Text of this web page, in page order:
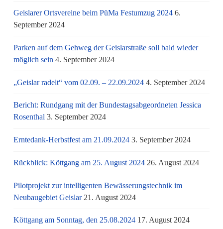
Geislarer Ortsvereine beim PüMa Festumzug 2024 6.
September 2024
Parken auf dem Gehweg der Geislarstraße soll bald wieder
möglich sein 4. September 2024
„Geislar radelt“ vom 02.09. – 22.09.2024 4. September 2024
Bericht: Rundgang mit der Bundestagsabgeordneten Jessica
Rosenthal 3. September 2024
Erntedank-Herbstfest am 21.09.2024 3. September 2024
Rückblick: Köttgang am 25. August 2024 26. August 2024
Pilotprojekt zur intelligenten Bewässerungstechnik im
Neubaugebiet Geislar 21. August 2024
Köttgang am Sonntag, den 25.08.2024 17. August 2024